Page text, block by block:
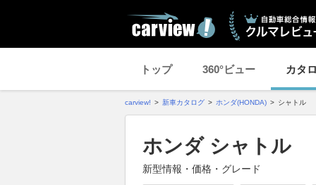
トップ 360°ビュー カタ
carview! 新車カタログ ホンダ(HONDA) シャトル
ホンダ シャトル
新型情報・価格・グレード